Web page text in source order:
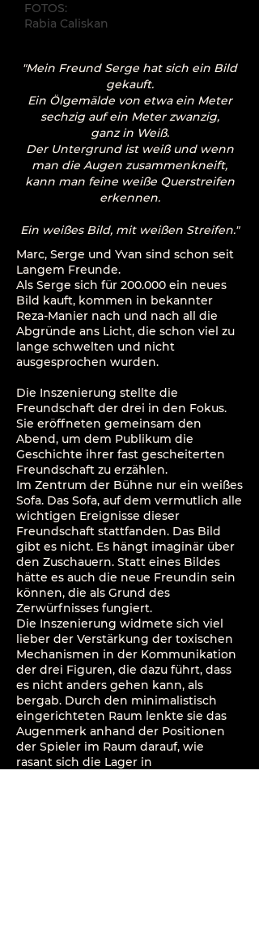
FOTOS:
Rabia Caliskan
"Mein Freund Serge hat sich ein Bild
gekauft.
Ein Ölgemälde von etwa ein Meter
sechzig auf ein Meter zwanzig,
ganz in Weiß.
Der Untergrund ist weiß und wenn
man die Augen zusammenkneift,
kann man feine weiße Querstreifen
erkennen.
Ein weißes Bild, mit weißen Streifen."
Marc, Serge und Yvan sind schon seit
Langem Freunde.
Als Serge sich für 200.000 ein neues
Bild kauft, kommen in bekannter
Reza-Manier nach und nach all die
Abgründe ans Licht, die schon viel zu
lange schwelten und nicht
ausgesprochen wurden.
Die Inszenierung stellte die
Freundschaft der drei in den Fokus.
Sie eröffneten gemeinsam den
Abend, um dem Publikum die
Geschichte ihrer fast gescheiterten
Freundschaft zu erzählen.
Im Zentrum der Bühne nur ein weißes
Sofa. Das Sofa, auf dem vermutlich alle
wichtigen Ereignisse dieser
Freundschaft stattfanden. Das Bild
gibt es nicht. Es hängt imaginär über
den Zuschauern. Statt eines Bildes
hätte es auch die neue Freundin sein
können, die als Grund des
Zerwürfnisses fungiert.
Die Inszenierung widmete sich viel
lieber der Verstärkung der toxischen
Mechanismen in der Kommunikation
der drei Figuren, die dazu führt, dass
es nicht anders gehen kann, als
bergab. Durch den minimalistisch
eingerichteten Raum lenkte sie das
Augenmerk anhand der Positionen
der Spieler im Raum darauf, wie
rasant sich die Lager in